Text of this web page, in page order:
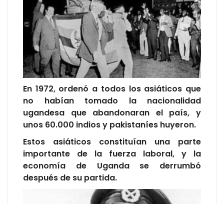
En 1972, ordenó a todos los asiáticos que
no habían tomado la nacionalidad
ugandesa que abandonaran el país, y
unos 60.000 indios y pakistaníes huyeron.
Estos asiáticos constituían una parte
importante de la fuerza laboral, y la
economía de Uganda se derrumbó
después de su partida.